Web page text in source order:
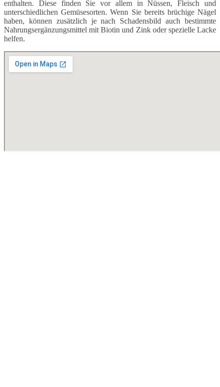
enthalten. Diese finden Sie vor allem in Nüssen, Fleisch und
unterschiedlichen Gemüsesorten. Wenn Sie bereits brüchige Nägel
haben, können zusätzlich je nach Schadensbild auch bestimmte
Nahrungsergänzungsmittel mit Biotin und Zink oder spezielle Lacke
helfen.